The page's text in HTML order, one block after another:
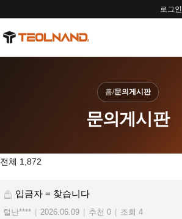
로그인
홈/문의게시판
문의게시판
전체 1,872
입금자 = 찾습니다
털난**** 2026.06.09 추천 0 조회 4